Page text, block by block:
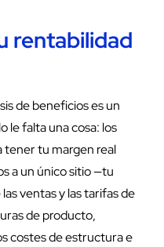
rentabilidad
de beneficios es un
le falta una cosa: los
tener tu margen real
a un único sitio —tu
ventas y las tarifas de
de producto,
costes de estructura e